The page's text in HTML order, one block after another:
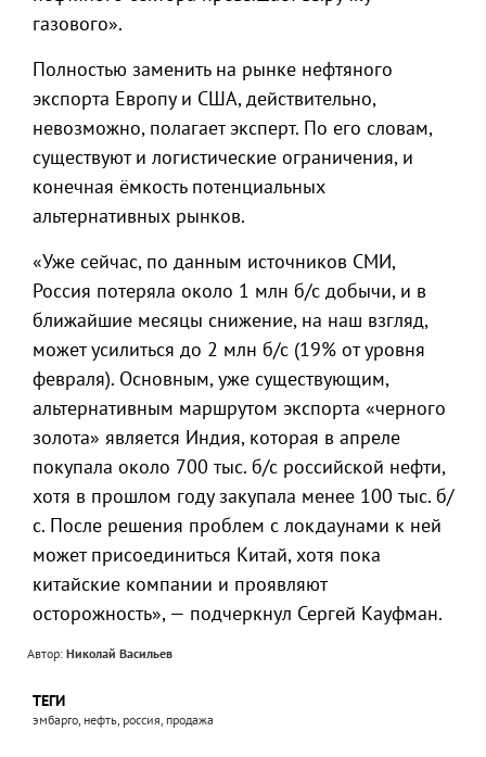
газового».
Полностью заменить на рынке нефтяного
экспорта Европу и США, действительно,
невозможно, полагает эксперт. По его словам,
существуют и логистические ограничения, и
конечная ёмкость потенциальных
альтернативных рынков.
«Уже сейчас, по данным источников СМИ,
Россия потеряла около 1 млн б/с добычи, и в
ближайшие месяцы снижение, на наш взгляд,
может усилиться до 2 млн б/с (19% от уровня
февраля). Основным, уже существующим,
альтернативным маршрутом экспорта «черного
золота» является Индия, которая в апреле
покупала около 700 тыс. б/с российской нефти,
хотя в прошлом году закупала менее 100 тыс. б/
с. После решения проблем с локдаунами к ней
может присоединиться Китай, хотя пока
китайские компании и проявляют
осторожность», — подчеркнул Сергей Кауфман.
Автор: Николай Васильев
ТЕГИ
эмбарго, нефть, россия, продажа